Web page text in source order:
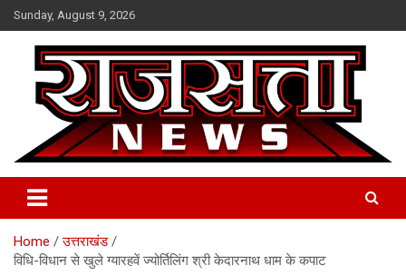
Skip
to
content
Sunday, August 9, 2026
Raj Satta News
Home
उत्तराखंड
विधि-विधान से खुले ग्यारहवें ज्योर्तिलिंग श्री केदारनाथ धाम के कपाट